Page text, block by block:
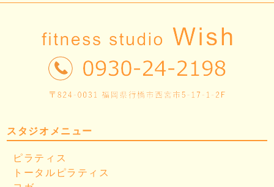
スタジオメニュー
ピラティス
トータルピラティス